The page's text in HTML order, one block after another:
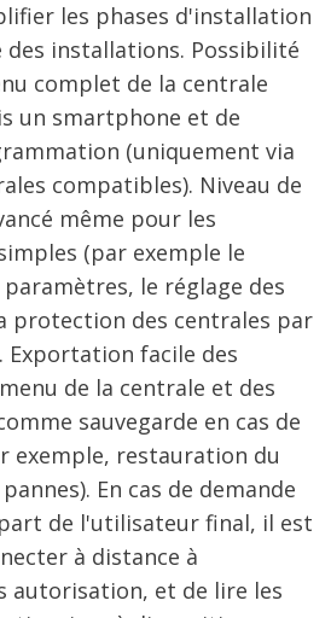
les phases d'installation
des installations. Possibilité
complet de la centrale
un smartphone et de
(uniquement via
compatibles). Niveau de
même pour les
(par exemple le
le réglage des
protection des centrales par
Exportation facile des
de la centrale et des
sauvegarde en cas de
exemple, restauration du
En cas de demande
de l'utilisateur final, il est
à distance à
autorisation, et de lire les